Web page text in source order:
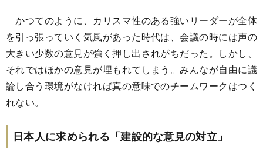
かつてのように、カリスマ性のある強いリーダーが全体
を引っ張っていく気風があった時代は、会議の時には声の
大きい少数の意見が強く押し出されがちだった。しかし、
それではほかの意見が埋もれてしまう。みんなが自由に議
論し合う環境がなければ真の意味でのチームワークはつく
れない。
日本人に求められる「建設的な意見の対立」